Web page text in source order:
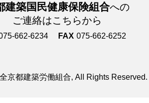
建築国民健康保険組合への
ご連絡はこちらから
662-6234 FAX 075-662-6252
京都建築労働組合, All Rights Reserved.